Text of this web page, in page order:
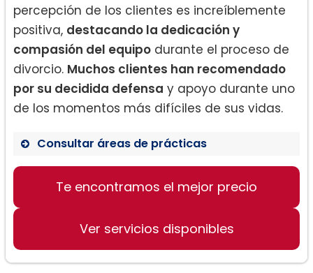
percepción de los clientes es increíblemente
positiva, destacando la dedicación y
compasión del equipo durante el proceso de
divorcio. Muchos clientes han recomendado
por su decidida defensa y apoyo durante uno
de los momentos más difíciles de sus vidas.
Consultar áreas de prácticas
Divorcio contencioso
Disputas de custodia
Te encontramos el mejor precio
Ver servicios disponibles